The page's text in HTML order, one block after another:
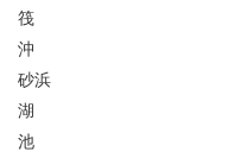
筏
沖
砂浜
湖
池